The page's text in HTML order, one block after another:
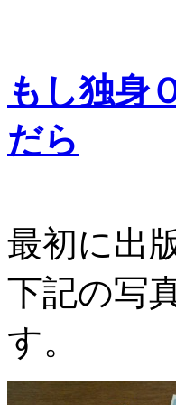
もし独身
だら
最初に出
下記の写
す。